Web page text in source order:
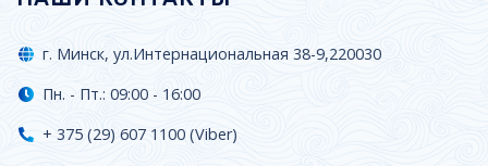
г. Минск, ул.Интернациональная 38-9,220030
Пн. - Пт.: 09:00 - 16:00
+ 375 (29) 607 1100 (Viber)